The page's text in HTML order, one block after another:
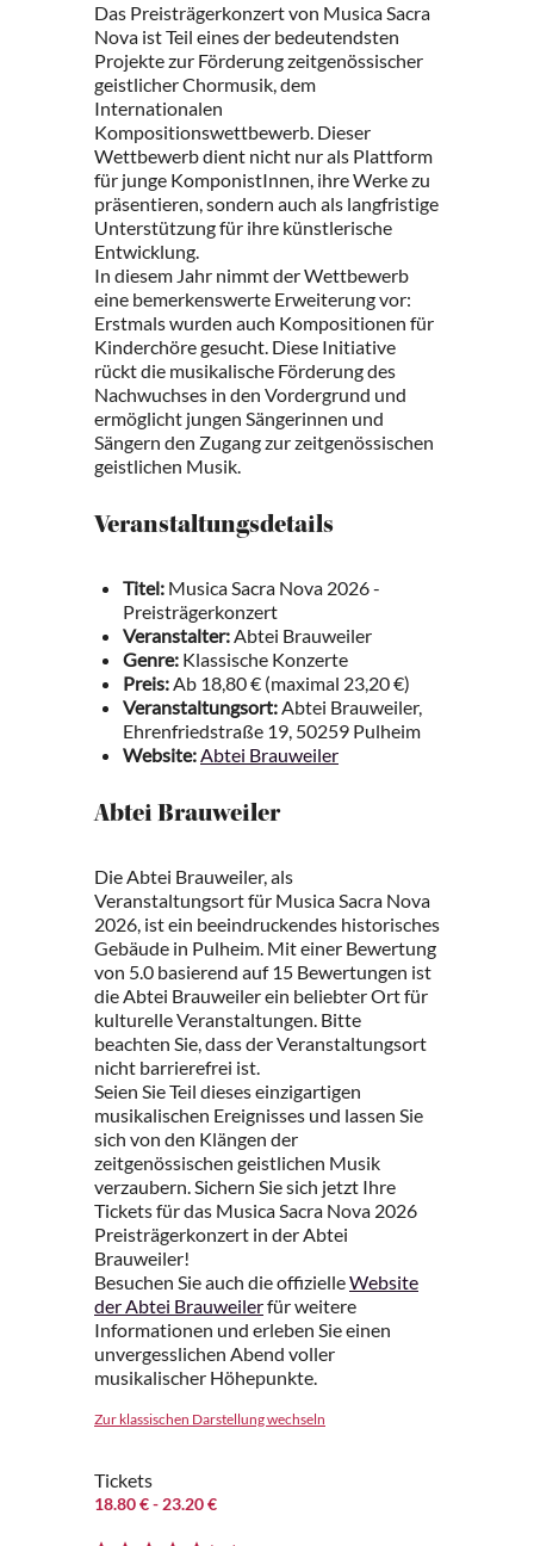
Das Preisträgerkonzert von Musica Sacra
Nova ist Teil eines der bedeutendsten
Projekte zur Förderung zeitgenössischer
geistlicher Chormusik, dem
Internationalen
Kompositionswettbewerb. Dieser
Wettbewerb dient nicht nur als Plattform
für junge KomponistInnen, ihre Werke zu
präsentieren, sondern auch als langfristige
Unterstützung für ihre künstlerische
Entwicklung.
In diesem Jahr nimmt der Wettbewerb
eine bemerkenswerte Erweiterung vor:
Erstmals wurden auch Kompositionen für
Kinderchöre gesucht. Diese Initiative
rückt die musikalische Förderung des
Nachwuchses in den Vordergrund und
ermöglicht jungen Sängerinnen und
Sängern den Zugang zur zeitgenössischen
geistlichen Musik.
Veranstaltungsdetails
Titel: Musica Sacra Nova 2026 -
Preisträgerkonzert
Veranstalter:Abtei Brauweiler
Genre: Klassische Konzerte
Preis:Ab 18,80 € (maximal 23,20 €)
Veranstaltungsort:Abtei Brauweiler,
Ehrenfriedstraße 19, 50259 Pulheim
Website:Abtei Brauweiler
Abtei Brauweiler
Die Abtei Brauweiler, als
Veranstaltungsort für Musica Sacra Nova
2026, ist ein beeindruckendes historisches
Gebäude in Pulheim. Mit einer Bewertung
von 5.0 basierend auf 15 Bewertungen ist
die Abtei Brauweiler ein beliebter Ort für
kulturelle Veranstaltungen. Bitte
beachten Sie, dass der Veranstaltungsort
nicht barrierefrei ist.
Seien Sie Teil dieses einzigartigen
musikalischen Ereignisses und lassen Sie
sich von den Klängen der
zeitgenössischen geistlichen Musik
verzaubern. Sichern Sie sich jetzt Ihre
Tickets für das Musica Sacra Nova 2026
Preisträgerkonzert in der Abtei
Brauweiler!
Besuchen Sie auch die offizielleWebsite
der Abtei Brauweilerfür weitere
Informationen und erleben Sie einen
unvergesslichen Abend voller
musikalischer Höhepunkte.
Zur klassischen Darstellung wechseln
Tickets
18.80 €- 23.20 €